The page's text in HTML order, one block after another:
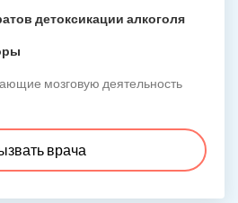
детоксикации алкоголя
мозговую деятельность
врача